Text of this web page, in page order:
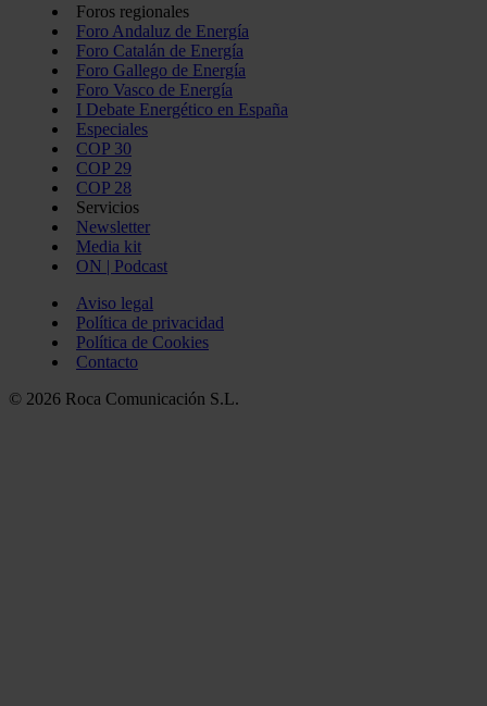
Foros regionales
Foro Andaluz de Energía
Foro Catalán de Energía
Foro Gallego de Energía
Foro Vasco de Energía
I Debate Energético en España
Especiales
COP 30
COP 29
COP 28
Servicios
Newsletter
Media kit
ON | Podcast
Aviso legal
Política de privacidad
Política de Cookies
Contacto
© 2026 Roca Comunicación S.L.